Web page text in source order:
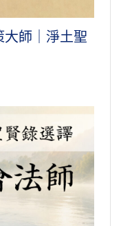
師｜淨土聖